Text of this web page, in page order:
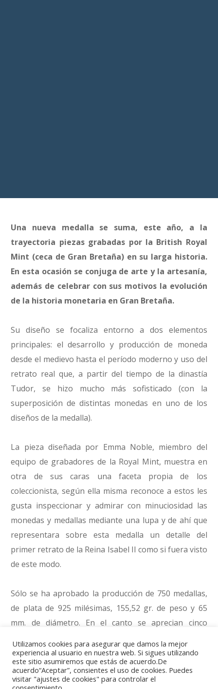
Una nueva medalla se suma, este año, a la
trayectoria piezas grabadas por la British Royal
Mint (ceca de Gran Bretaña) en su larga historia.
En esta ocasión se conjuga de arte y la artesanía,
además de celebrar con sus motivos la evolución
de la historia monetaria en Gran Bretaña.
Su diseño se focaliza entorno a dos elementos
principales: el desarrollo y producción de moneda
desde el medievo hasta el período moderno y uso del
retrato real que, a partir del tiempo de la dinastía
Tudor, se hizo mucho más sofisticado (con la
superposición de distintas monedas en uno de los
diseños de la medalla).
La pieza diseñada por Emma Noble, miembro del
equipo de grabadores de la Royal Mint, muestra en
otra de sus caras una faceta propia de los
coleccionista, según ella misma reconoce a estos les
gusta inspeccionar y admirar con minuciosidad las
monedas y medallas mediante una lupa y de ahí que
representara sobre esta medalla un detalle del
primer retrato de la Reina Isabel II como si fuera visto
de este modo.
Sólo se ha aprobado la producción de 750 medallas,
de plata de 925 milésimas, 155,52 gr. de peso y 65
mm. de diámetro. En el canto se aprecian cinco
iniciales del jefe ejecutivo (director) de la British Royal
Mint, Andrew J. Stafford; una torre marca de la ceca y
que alude a su antiguo emplazamiento en la Torre de
Utilizamos cookies para asegurar que damos la mejor
experiencia al usuario en nuestra web. Si sigues utilizando
este sitio asumiremos que estás de acuerdo.De
acuerdo“Aceptar”, consientes el uso de cookies. Puedes
visitar "ajustes de cookies" para controlar el